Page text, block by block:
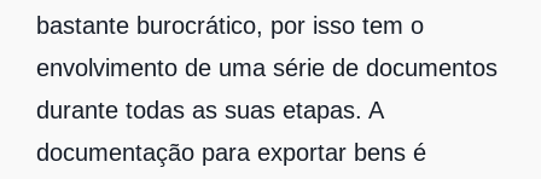
bastante burocrático, por isso tem o
envolvimento de uma série de documentos
durante todas as suas etapas. A
documentação para exportar bens é